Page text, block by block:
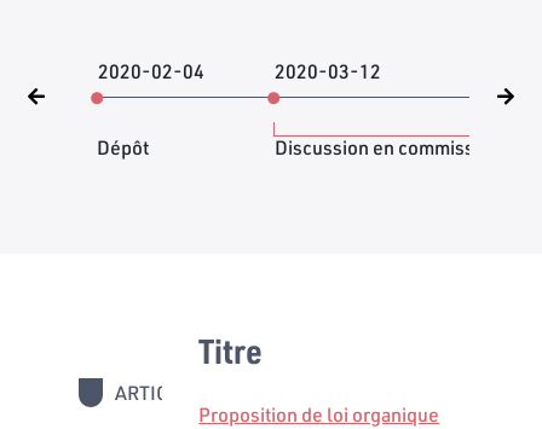
2020-02-04
Dépôt
2020-03-12
Discussion en commission
ARTICLES
Titre
Proposition de loi organique